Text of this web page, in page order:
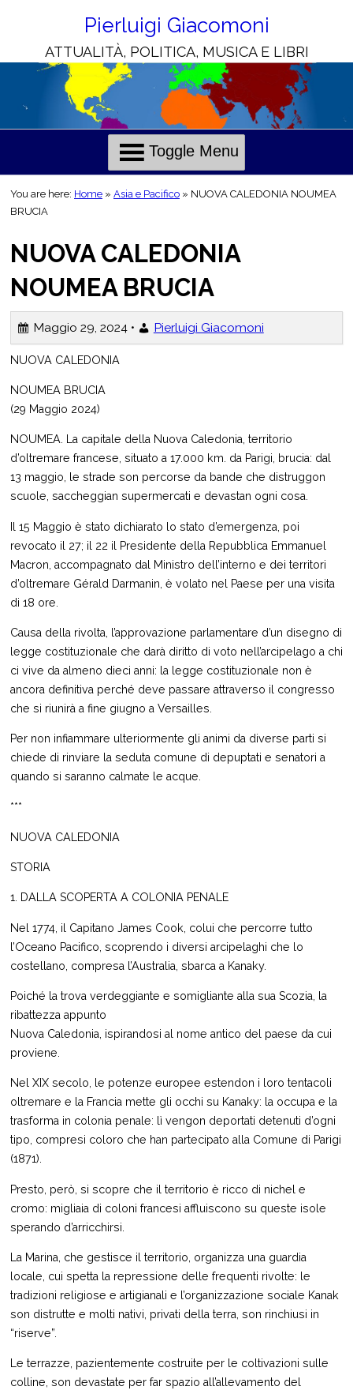
Content
Pierluigi Giacomoni
ATTUALITÀ, POLITICA, MUSICA E LIBRI
H
e
C
io
i
Toggle Menu
You are here: Home » Asia e Pacifico » NUOVA CALEDONIA NOUMEA
BRUCIA
NUOVA CALEDONIA
NOUMEA BRUCIA
Maggio 29, 2024 • Pierluigi Giacomoni
NUOVA CALEDONIA
NOUMEA BRUCIA
(29 Maggio 2024)
NOUMEA. La capitale della Nuova Caledonia, territorio
d’oltremare francese, situato a 17.000 km. da Parigi, brucia: dal
13 maggio, le strade son percorse da bande che distruggon
scuole, saccheggian supermercati e devastan ogni cosa.
Il 15 Maggio è stato dichiarato lo stato d’emergenza, poi
revocato il 27; il 22 il Presidente della Repubblica Emmanuel
Macron, accompagnato dal Ministro dell’interno e dei territori
d’oltremare Gérald Darmanin, è volato nel Paese per una visita
di 18 ore.
Causa della rivolta, l’approvazione parlamentare d’un disegno di
legge costituzionale che darà diritto di voto nell’arcipelago a chi
ci vive da almeno dieci anni: la legge costituzionale non è
ancora definitiva perché deve passare attraverso il congresso
che si riunirà a fine giugno a Versailles.
Per non infiammare ulteriormente gli animi da diverse parti si
chiede di rinviare la seduta comune di depuptati e senatori a
quando si saranno calmate le acque.
***
NUOVA CALEDONIA
STORIA
1. DALLA SCOPERTA A COLONIA PENALE
Nel 1774, il Capitano James Cook, colui che percorre tutto
l’Oceano Pacifico, scoprendo i diversi arcipelaghi che lo
costellano, compresa l’Australia, sbarca a Kanaky.
Poiché la trova verdeggiante e somigliante alla sua Scozia, la
ribattezza appunto
Nuova Caledonia, ispirandosi al nome antico del paese da cui
proviene.
Nel XIX secolo, le potenze europee estendon i loro tentacoli
oltremare e la Francia mette gli occhi su Kanaky: la occupa e la
trasforma in colonia penale: lì vengon deportati detenuti d’ogni
tipo, compresi coloro che han partecipato alla Comune di Parigi
(1871).
Presto, però, si scopre che il territorio è ricco di nichel e
cromo: migliaia di coloni francesi affluiscono su queste isole
sperando d’arricchirsi.
La Marina, che gestisce il territorio, organizza una guardia
locale, cui spetta la repressione delle frequenti rivolte: le
tradizioni religiose e artigianali e l’organizzazione sociale Kanak
son distrutte e molti nativi, privati della terra, son rinchiusi in
“riserve”.
Le terrazze, pazientemente costruite per le coltivazioni sulle
colline, son devastate per far spazio all’allevamento del